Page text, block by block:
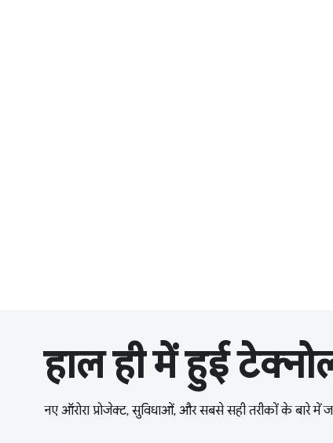
हाल ही में हुई
नए ऑरोरा प्रोजेक्ट, सुविधाओं, और सबसे सही तरीकों के बारे में